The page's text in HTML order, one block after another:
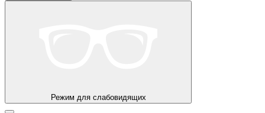
Режим для слабовидящих